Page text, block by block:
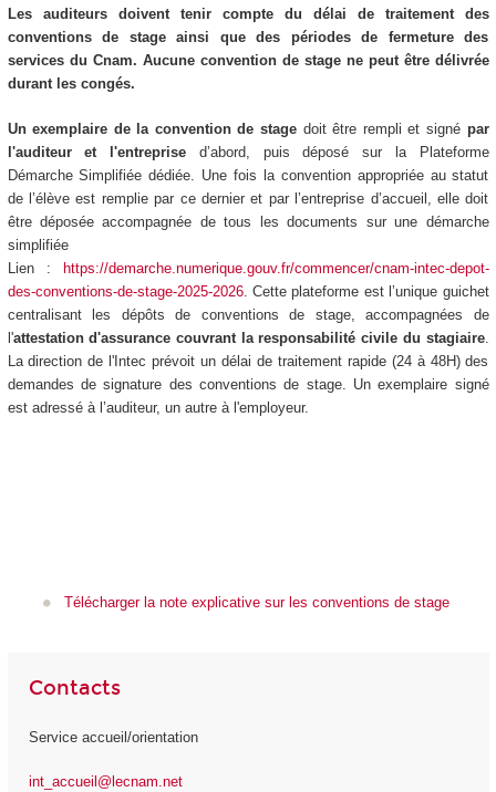
Les auditeurs doivent tenir compte du délai de traitement des
conventions de stage ainsi que des périodes de fermeture des
services du Cnam. Aucune convention de stage ne peut être délivrée
durant les congés.
Un exemplaire de la convention de stage doit être rempli et signé par
l'auditeur et l'entreprise d’abord, puis déposé sur la Plateforme
Démarche Simplifiée dédiée. Une fois la convention appropriée au statut
de l’élève est remplie par ce dernier et par l’entreprise d’accueil, elle doit
être déposée accompagnée de tous les documents sur une démarche
simplifiée
Lien : https://demarche.numerique.gouv.fr/commencer/cnam-intec-depot-
des-conventions-de-stage-2025-2026. Cette plateforme est l’unique guichet
centralisant les dépôts de conventions de stage, accompagnées de
l'attestation d'assurance couvrant la responsabilité civile du stagiaire.
La direction de l'Intec prévoit un délai de traitement rapide (24 à 48H) des
demandes de signature des conventions de stage. Un exemplaire signé
est adressé à l’auditeur, un autre à l'employeur.
Télécharger la note explicative sur les conventions de stage
Contacts
Service accueil/orientation
int_accueil@lecnam.net